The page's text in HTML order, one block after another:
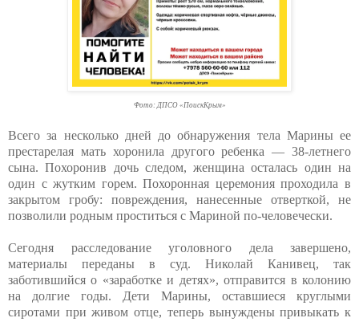
Фото: ДПСО «ПоискКрым»
Всего за несколько дней до обнаружения тела Марины ее
престарелая мать хоронила другого ребенка — 38-летнего
сына. Похоронив дочь следом, женщина осталась один на
один с жутким горем. Похоронная церемония проходила в
закрытом гробу: повреждения, нанесенные отверткой, не
позволили родным проститься с Мариной по-человечески.
Сегодня расследование уголовного дела завершено,
материалы переданы в суд. Николай Канивец, так
заботившийся о «заработке и детях», отправится в колонию
на долгие годы. Дети Марины, оставшиеся круглыми
сиротами при живом отце, теперь вынуждены привыкать к